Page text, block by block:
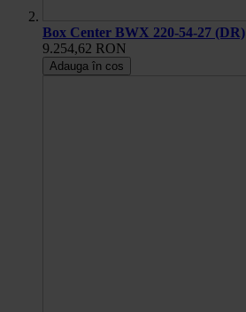
Box Center BWX 220-54-27 (DR)
9.254,62 RON
Adauga în cos